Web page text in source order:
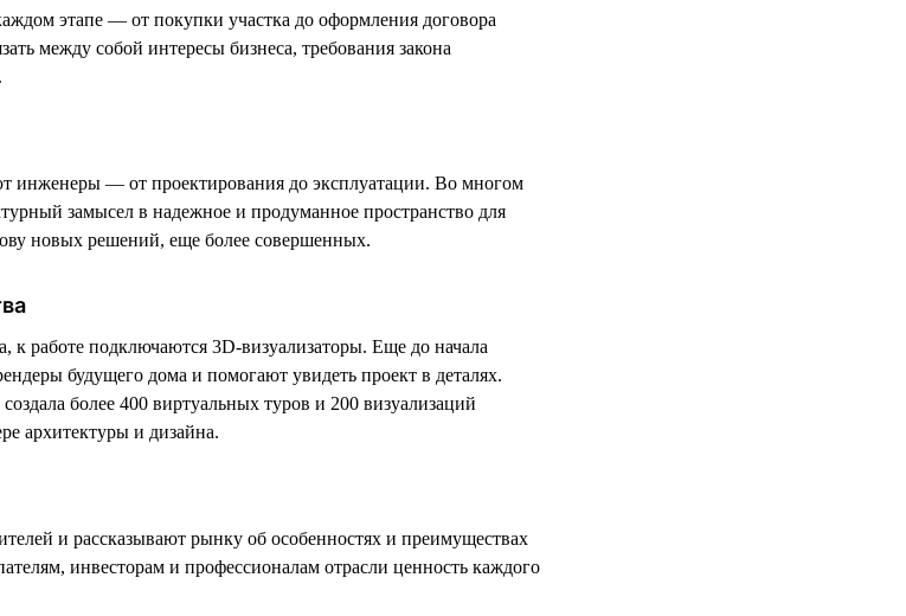
этапе — от покупки участка до оформления договора
между собой интересы бизнеса, требования закона
инженеры — от проектирования до эксплуатации. Во многом
замысел в надежное и продуманное пространство для
новых решений, еще более совершенных.
к работе подключаются 3D-визуализаторы. Еще до начала
будущего дома и помогают увидеть проект в деталях.
более 400 виртуальных туров и 200 визуализаций
архитектуры и дизайна.
и рассказывают рынку об особенностях и преимуществах
инвесторам и профессионалам отрасли ценность каждого